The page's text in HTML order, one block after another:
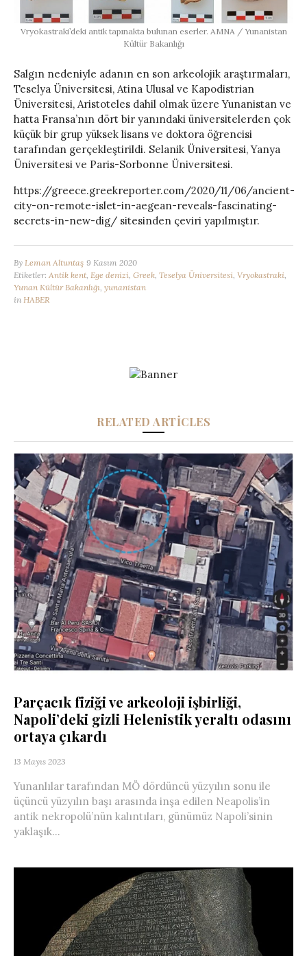
Vryokastraki’deki antik tapınakta bulunan eserler. AMNA / Yunanistan
Kültür Bakanlığı
Salgın nedeniyle adanın en son arkeolojik araştırmaları,
Teselya Üniversitesi, Atina Ulusal ve Kapodistrian
Üniversitesi, Aristoteles dahil olmak üzere Yunanistan ve
hatta Fransa’nın dört bir yanındaki üniversitelerden çok
küçük bir grup yüksek lisans ve doktora öğrencisi
tarafından gerçekleştirildi. Selanik Üniversitesi, Yanya
Üniversitesi ve Paris-Sorbonne Üniversitesi.
https://greece.greekreporter.com/2020/11/06/ancient-
city-on-remote-islet-in-aegean-reveals-fascinating-
secrets-in-new-dig/ sitesinden çeviri yapılmıştır.
By Leman Altuntaş 9 Kasım 2020
Etiketler: Antik kent, Ege denizi, Greek, Teselya Üniversitesi, Vryokastraki,
Yunan Kültür Bakanlığı, yunanistan
in HABER
RELATED ARTICLES
Parçacık fiziği ve arkeoloji işbirliği,
Napoli’deki gizli Helenistik yeraltı odasını
ortaya çıkardı
13 Mayıs 2023
Yunanlılar tarafından MÖ dördüncü yüzyılın sonu ile
üçüncü yüzyılın başı arasında inşa edilen Neapolis’in
antik nekropolü’nün kalıntıları, günümüz Napoli’sinin
yaklaşık...